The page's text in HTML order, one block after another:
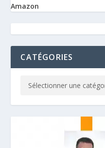
Amazon
CATÉGORIES